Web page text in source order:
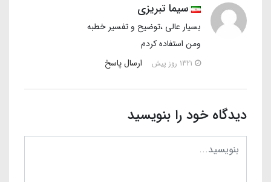
سیما تبریزی
بسیار عالی ،توضیح و تفسیر خطبه
ومن استفاده کردم
ارسال پاسخ
دیدگاه خود را بنویسید